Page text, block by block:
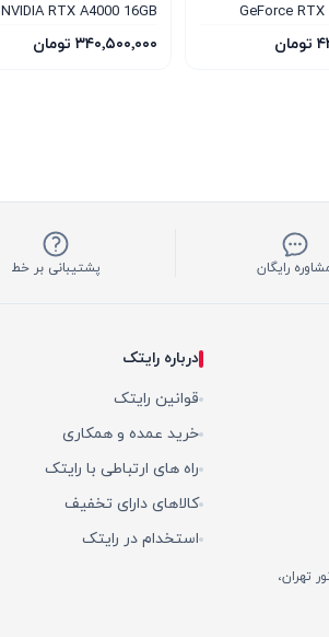
GeForce RTX
NVIDIA RTX A4000 16GB
۳۴۰٬۵۰۰٬۰۰۰ تومان
رایگان پشتیبانی بر خط
تهران،
درباره رایتک
قوانین رایتک
خرید عمده و همکاری
راه های ارتباطی با رایتک
کالاهای دارای تخفیف
استخدام در رایتک